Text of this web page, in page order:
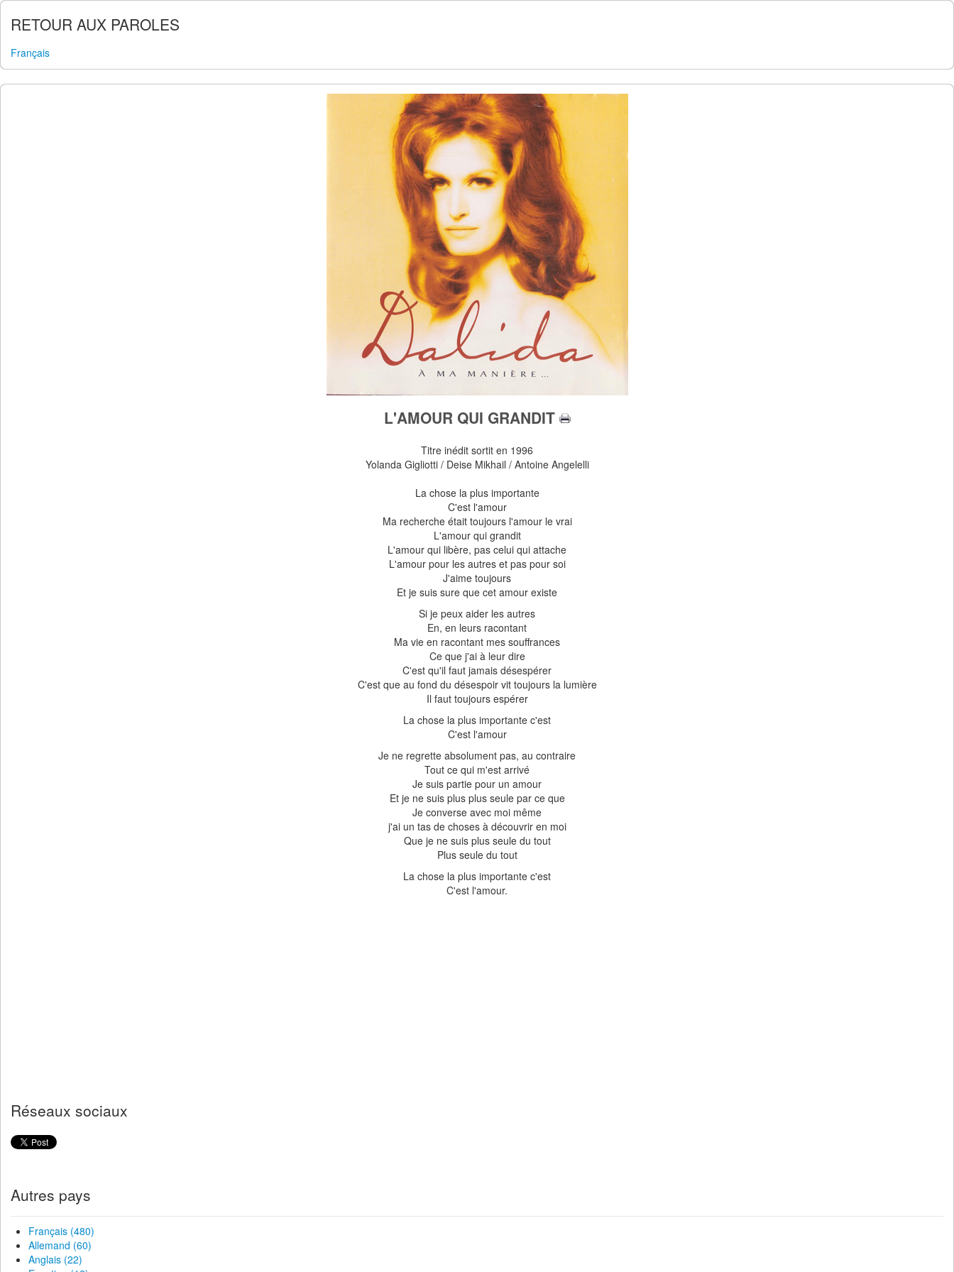
RETOUR AUX PAROLES
Français
L'AMOUR QUI GRANDIT
Titre inédit sortit en 1996
Yolanda Gigliotti / Deise Mikhail / Antoine Angelelli
La chose la plus importante
C'est l'amour
Ma recherche était toujours l'amour le vrai
L'amour qui grandit
L'amour qui libère, pas celui qui attache
L'amour pour les autres et pas pour soi
J'aime toujours
Et je suis sure que cet amour existe
Si je peux aider les autres
En, en leurs racontant
Ma vie en racontant mes souffrances
Ce que j'ai à leur dire
C'est qu'il faut jamais désespérer
C'est que au fond du désespoir vit toujours la lumière
Il faut toujours espérer
La chose la plus importante c'est
C'est l'amour
Je ne regrette absolument pas, au contraire
Tout ce qui m'est arrivé
Je suis partie pour un amour
Et je ne suis plus plus seule par ce que
Je converse avec moi même
j'ai un tas de choses à découvrir en moi
Que je ne suis plus seule du tout
Plus seule du tout
La chose la plus importante c'est
C'est l'amour.
Réseaux sociaux
Autres pays
Français (480)
Allemand (60)
Anglais (22)